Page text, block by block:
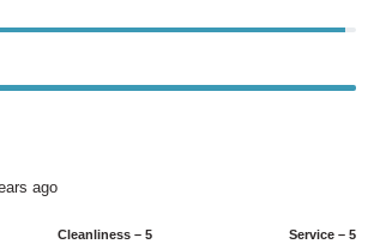
ago
Сleanliness – 5 Service – 5